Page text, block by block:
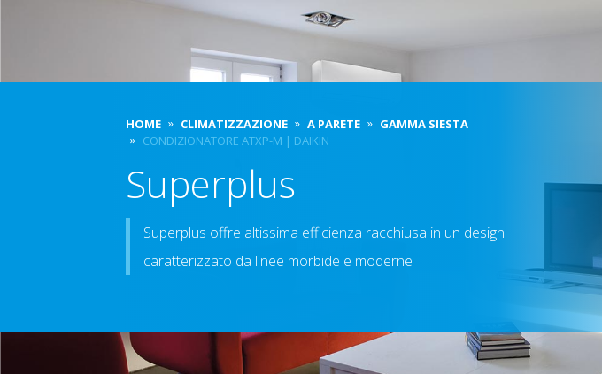
HOME CLIMATIZZAZIONE A PARETE
GAMMA SIESTA
CONDIZIONATORE ATXP-M | DAIKIN
Superplus
Superplus offre altissima efficienza racchiusa in un design
caratterizzato da linee morbide e moderne